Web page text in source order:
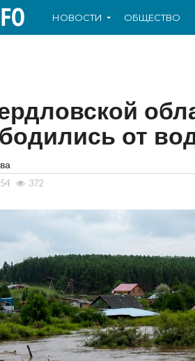
НОВОСТИ ОБЩЕСТВО
от
372